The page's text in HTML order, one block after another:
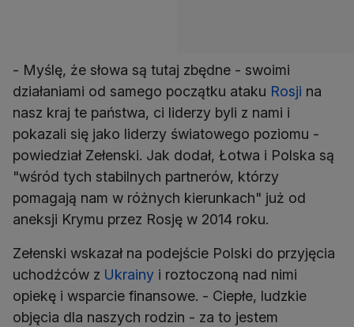
- Myślę, że słowa są tutaj zbędne - swoimi
działaniami od samego początku ataku Rosji na
nasz kraj te państwa, ci liderzy byli z nami i
pokazali się jako liderzy światowego poziomu -
powiedział Zełenski. Jak dodał, Łotwa i Polska są
"wśród tych stabilnych partnerów, którzy
pomagają nam w różnych kierunkach" już od
aneksji Krymu przez Rosję w 2014 roku.
Zełenski wskazał na podejście Polski do przyjęcia
uchodźców z Ukrainy i roztoczoną nad nimi
opiekę i wsparcie finansowe. - Ciepłe, ludzkie
objęcia dla naszych rodzin - za to jestem